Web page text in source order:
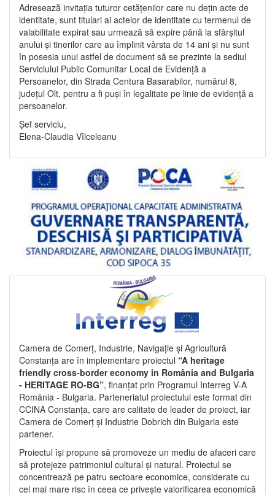
Adresează invitația tuturor cetățenilor care nu dețin acte de
identitate, sunt titulari ai actelor de identitate cu termenul de
valabilitate expirat sau urmează să expire până la sfârșitul
anului și tinerilor care au împlinit vârsta de 14 ani și nu sunt
în posesia unui astfel de document să se prezinte la sediul
Serviciului Public Comunitar Local de Evidență a
Persoanelor, din Strada Centura Basarabilor, numărul 8,
județul Olt, pentru a fi puși în legalitate pe linie de evidență a
persoanelor.
Șef serviciu,
Elena-Claudia Vîlceleanu
Camera de Comerț, Industrie, Navigație și Agricultură
Constanța are în implementare proiectul “A heritage
friendly cross-border economy in România and Bulgaria
- HERITAGE RO-BG”, finanțat prin Programul Interreg V-A
România - Bulgaria. Parteneriatul proiectului este format din
CCINA Constanța, care are calitate de leader de proiect, iar
Camera de Comerț și Industrie Dobrich din Bulgaria este
partener.
Proiectul își propune să promoveze un mediu de afaceri care
să protejeze patrimoniul cultural și natural. Proiectul se
concentrează pe patru sectoare economice, considerate cu
cel mai mare risc în ceea ce privește valorificarea economică